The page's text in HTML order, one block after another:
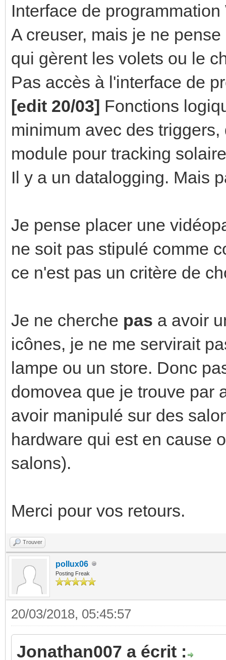
Interface de programmation
A creuser, mais je ne
qui gèrent les volets ou le
Pas accès à l'interface de
[edit 20/03] Fonctions
minimum avec des
module pour tracking
Il y a un datalogging. Mais
Je pense placer une
ne soit pas stipulé comme
ce n'est pas un critère de
Je ne cherche pas a avoir
icônes, je ne me servirait
lampe ou un store. Donc
domovea que je trouve par
avoir manipulé sur des
hardware qui est en cause
salons).
Merci pour vos retours.
Trouver
pollux06
Posting Freak
20/03/2018, 05:45:57
Jonathan007 a écrit :